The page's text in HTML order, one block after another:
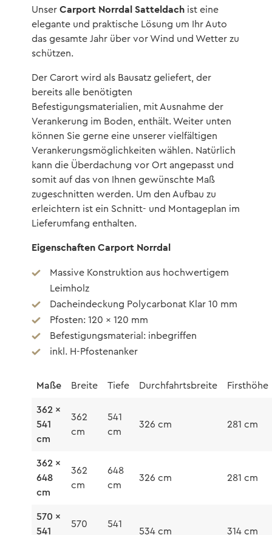
Unser Carport Norrdal Satteldachist eine
elegante und praktische Lösung um Ihr Auto
das gesamte Jahr über vor Wind und Wetter zu
schützen.
Der Carort wird als Bausatz geliefert, der
bereits alle benötigten
Befestigungsmaterialien, mit Ausnahme der
Verankerung im Boden, enthält. Weiter unten
können Sie gerne eine unserer vielfältigen
Verankerungsmöglichkeiten wählen. Natürlich
kann die Überdachung vor Ort angepasst und
somit auf das von Ihnen gewünschte Maß
zugeschnitten werden. Um den Aufbau zu
erleichtern ist ein Schnitt- und Montageplan im
Lieferumfang enthalten.
Eigenschaften Carport Norrdal
Massive Konstruktion aus hochwertigem
Leimholz
Dacheindeckung Polycarbonat Klar 10 mm
Pfosten: 120 x 120 mm
Befestigungsmaterial: inbegriffen
inkl. H-Pfostenanker
Maße Breite Tiefe Durchfahrtsbreite Firsthöhe
362 x
541
cm
362
cm
541
cm
326 cm 281 cm
362 x
648
cm
362
cm
648
cm
326 cm 281 cm
570 x
541
570
541
534 cm 314 cm